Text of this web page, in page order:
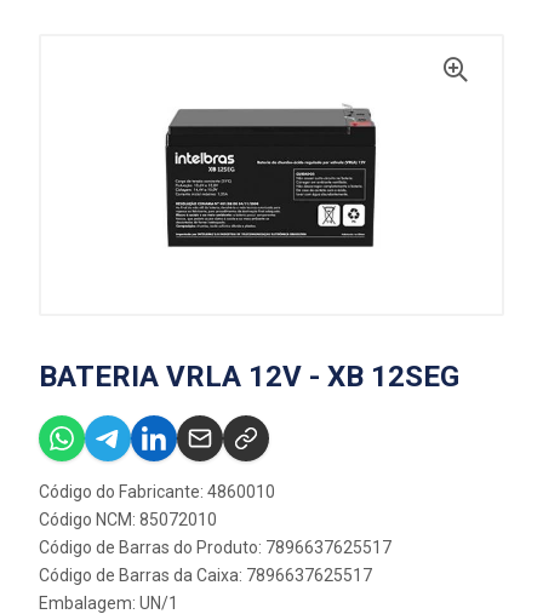
BATERIA VRLA 12V - XB 12SEG
Código do Fabricante: 4860010
Código NCM: 85072010
Código de Barras do Produto: 7896637625517
Código de Barras da Caixa: 7896637625517
Embalagem: UN/1